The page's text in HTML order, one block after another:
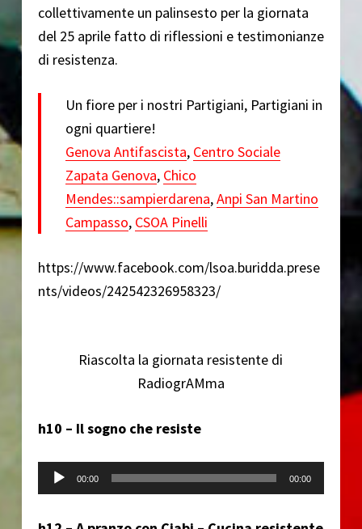
collettivamente un palinsesto per la giornata
del 25 aprile fatto di riflessioni e testimonianze
di resistenza.
Un fiore per i nostri Partigiani, Partigiani in
ogni quartiere!
Genova Antifascista, Centro Sociale
Zapata Genova, Chico
Mendes::sampierdarena,Anpi San Martino
Campasso, CSOA Pinelli
https://www.facebook.com/lsoa.buridda.prese
nts/videos/242542326958323/
Riascolta la giornata resistente di
RadiogrAMma
h10 – Il sogno che resiste
Audio Player
00:00 00:00